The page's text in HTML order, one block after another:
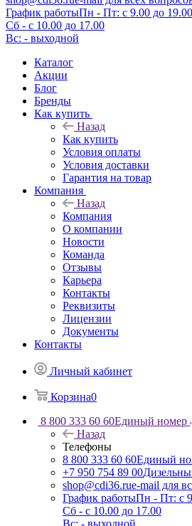
График работыПн - Пт: с 9.00 до 19.00
Сб - с 10.00 до 17.00
Вс: - выходной
Каталог
Акции
Блог
Бренды
Как купить
Назад
Как купить
Условия оплаты
Условия доставки
Гарантия на товар
Компания
Назад
Компания
О компании
Новости
Команда
Отзывы
Карьера
Контакты
Реквизиты
Лицензии
Документы
Контакты
Личный кабинет
Корзина0
8 800 333 60 60Единый номер
Назад
Телефоны
8 800 333 60 60Единый
+7 950 754 89 00
shop@cdi36.rue-mail для
График работыПн - Пт: с
Сб - с 10.00 до 17.00
Вс: - выходной